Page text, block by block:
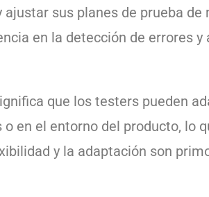
sus planes de prueba de
en la detección de errores y
que los testers pueden
en el entorno del producto, lo
y la adaptación son